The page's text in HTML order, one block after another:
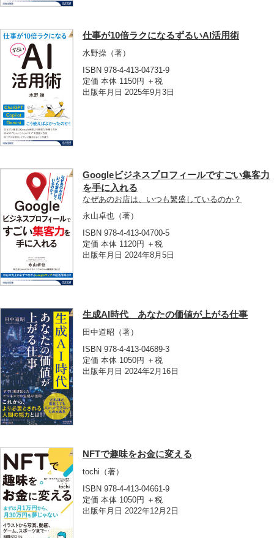
仕事が10倍ラクになるずるいAI活用術
水野操 （著）
ISBN 978-4-413-04731-9
定価 本体 1150円 ＋税
出版年月日 2025年9月3日
Googleビジネスプロフィールですごい集客力
を手に入れる
なぜあのお店は、いつも繁盛しているのか？
永山卓也 （著）
ISBN 978-4-413-04700-5
定価 本体 1120円 ＋税
出版年月日 2024年8月5日
生成AI時代 あなたの価値が上がる仕事
田中道昭 （著）
ISBN 978-4-413-04689-3
定価 本体 1050円 ＋税
出版年月日 2024年2月16日
NFTで趣味をお金に変える
tochi （著）
ISBN 978-4-413-04661-9
定価 本体 1050円 ＋税
出版年月日 2022年12月2日